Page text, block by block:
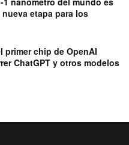
etapa para los
primer chip de OpenAI
ChatGPT y otros modelos